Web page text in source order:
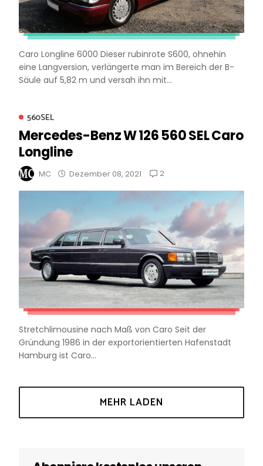
Caro Longline 6000 Dieser rubinrote S600, ohnehin
eine Langversion, verlängerte man im Bereich der B-
Säule auf 5,82 m und versah ihn mit...
560SEL
Mercedes-Benz W 126 560 SEL Caro
Longline
MC Dezember 08, 2021 2
Stretchlimousine nach Maß von Caro Seit der
Gründung 1986 in der exportorientierten Hafenstadt
Hamburg ist Caro...